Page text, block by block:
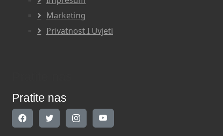
Marketing
Privatnost I Uvjeti
Pratite nas